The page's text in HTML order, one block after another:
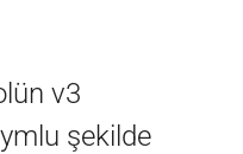
v3
şekilde